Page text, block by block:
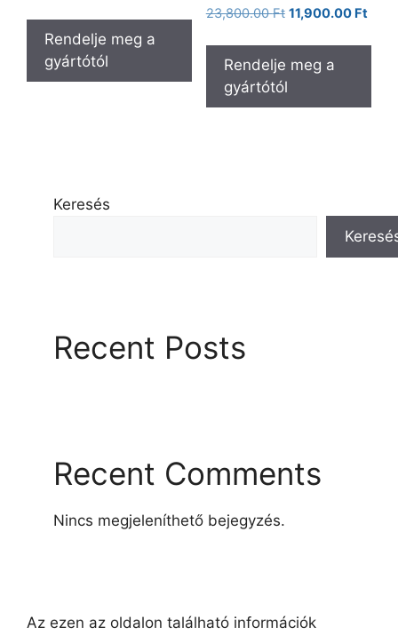
Rendelje meg a
gyártótól
23,800.00Ft Original
was:
23,800.00 Ft.
11,900.00 Ft
is:
Rendelje meg a
gyártótól
Keresés
Recent Posts
Recent Comments
Nincs megjeleníthető bejegyzés.
Az ezen az oldalon található információk